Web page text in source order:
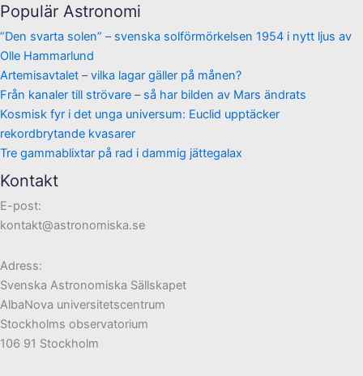
Populär Astronomi
”Den svarta solen” – svenska solförmörkelsen 1954 i nytt ljus av
Olle Hammarlund
Artemisavtalet – vilka lagar gäller på månen?
Från kanaler till strövare – så har bilden av Mars ändrats
Kosmisk fyr i det unga universum: Euclid upptäcker
rekordbrytande kvasarer
Tre gammablixtar på rad i dammig jättegalax
Kontakt
E-post:
kontakt@astronomiska.se
Adress:
Svenska Astronomiska Sällskapet
AlbaNova universitetscentrum
Stockholms observatorium
106 91 Stockholm